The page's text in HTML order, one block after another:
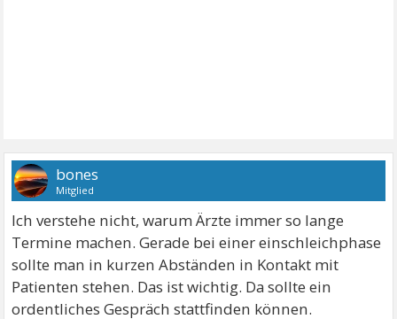
bones
Mitglied
Ich verstehe nicht, warum Ärzte immer so lange
Termine machen. Gerade bei einer einschleichphase
sollte man in kurzen Abständen in Kontakt mit
Patienten stehen. Das ist wichtig. Da sollte ein
ordentliches Gespräch stattfinden können.